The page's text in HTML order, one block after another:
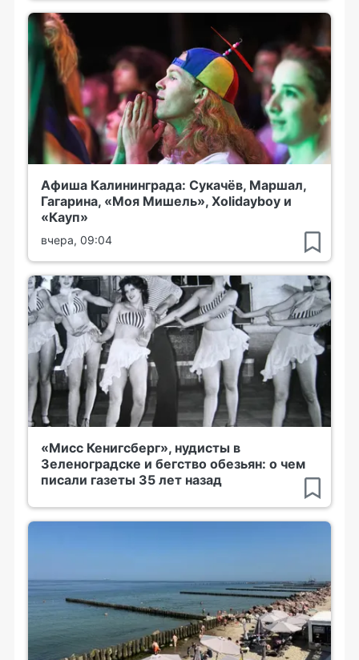
Афиша Калининграда: Сукачёв, Маршал,
Гагарина, «Моя Мишель», Xolidayboy и
«Кауп»
вчера, 09:04
«Мисс Кенигсберг», нудисты в
Зеленоградске и бегство обезьян: о чем
писали газеты 35 лет назад